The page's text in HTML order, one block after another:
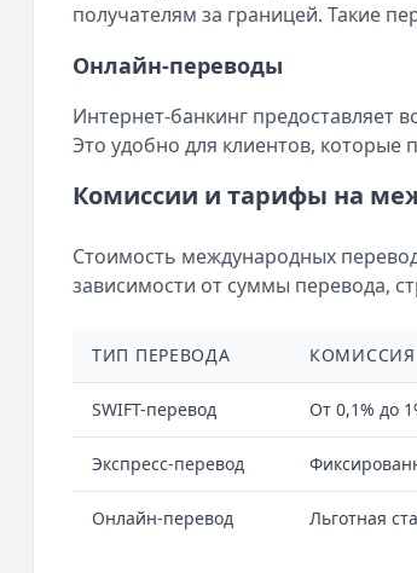
получателям за границей. Такие
Онлайн-переводы
Интернет-банкинг
Это удобно для клиентов,
Комиссии и тарифы на
Стоимость международных
зависимости от суммы перевода,
ТИП ПЕРЕВОДА КОМИССИЯ
SWIFT-перевод От 0,1% до
Экспресс-перевод
Онлайн-перевод Льготная